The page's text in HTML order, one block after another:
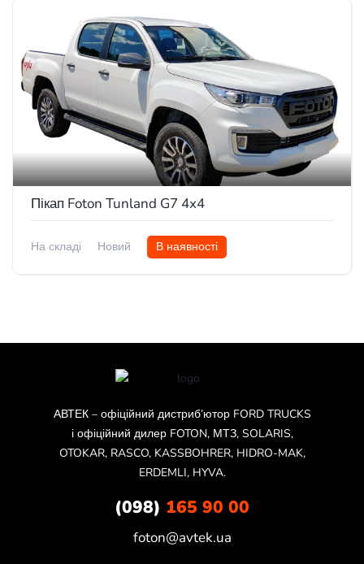
Пікап Foton Tunland G7 4x4
На складі Новий В наявності
АВТЕК – офіційний дистриб’ютор FORD TRUCKS
і офіційний дилер FOTON, МТЗ, SOLARIS,
OTOKAR, RASCO, KASSBOHRER, HIDRO-MAK,
ERDEMLI, HYVA.
(098) 165 90 00
foton@avtek.ua